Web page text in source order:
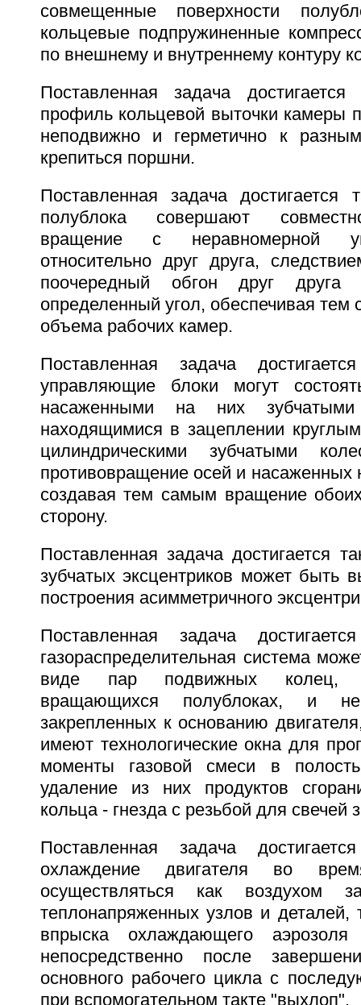
совмещенные поверхности
кольцевые подпружиненные
по внешнему и внутреннему контуру
Поставленная задача
профиль кольцевой выточки камеры
неподвижно и герметично к
крепиться поршни.
Поставленная задача
полублока совершают
вращение с неравномерной
относительно друг друга,
поочередный обгон друг
определенный угол, обеспечивая
объема рабочих камер.
Поставленная задача
управляющие блоки могут
насаженными на них зубчатыми
находящимися в зацеплении
цилиндрическими зубчатыми
противовращение осей и насаженных
создавая тем самым вращение
сторону.
Поставленная задача достигается
зубчатых эксцентриков может быть
построения асимметричного
Поставленная задача
газораспределительная система
виде пар подвижных колец,
вращающихся полублоках, и
закрепленных к основанию
имеют технологические окна для
моменты газовой смеси в
удаление из них продуктов
кольца - гнезда с резьбой для свечей
Поставленная задача
охлаждение двигателя во
осуществляться как воздухом
теплонапряженных узлов и деталей,
впрыска охлаждающего
непосредственно после
основного рабочего цикла с
при вспомогательном такте "выхлоп".